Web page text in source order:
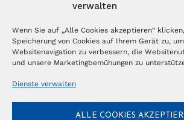
verwalten
Wenn Sie auf „Alle Cookies akzeptieren“
Speicherung von Cookies auf Ihrem Gerät zu,
Websitenavigation zu verbessern, die
und unsere Marketingbemühungen zu
Dienste verwalten
ALLE COOKIES
© Copyright 2026 – Ferientrends //info@tlvg.ch